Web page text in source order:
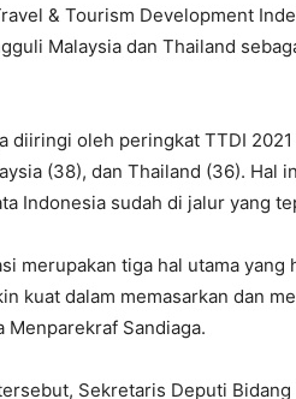
& Tourism Development
Malaysia dan Thailand
diiringi oleh peringkat TTDI
(38), dan Thailand (36). Hal
Indonesia sudah di jalur yang
merupakan tiga hal utama yang
kuat dalam memasarkan dan
Menparekraf Sandiaga.
Sekretaris Deputi Bidang